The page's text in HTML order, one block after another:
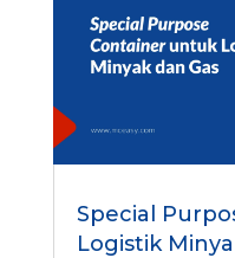
Special
Logistik